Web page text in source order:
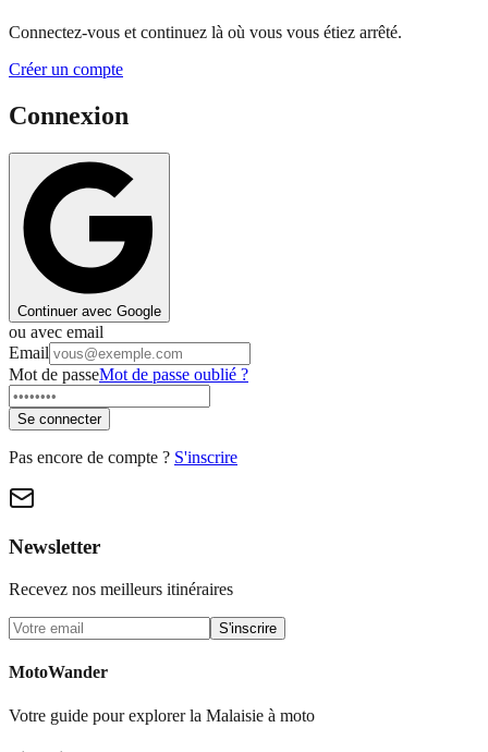
Connectez-vous et continuez là où vous vous étiez arrêté.
Créer un compte
Connexion
Continuer avec Google
ou avec email
Email
Mot de passeMot de passe oublié ?
Se connecter
Pas encore de compte ? S'inscrire
Newsletter
Recevez nos meilleurs itinéraires
S'inscrire
MotoWander
Votre guide pour explorer la Malaisie à moto